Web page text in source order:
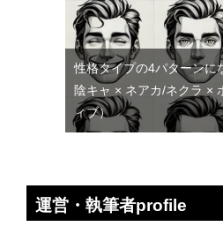
性格タイプの4パターンに
陰キャ × ネアカ/ネクラ ×
ィブ）
運営・執筆者profile